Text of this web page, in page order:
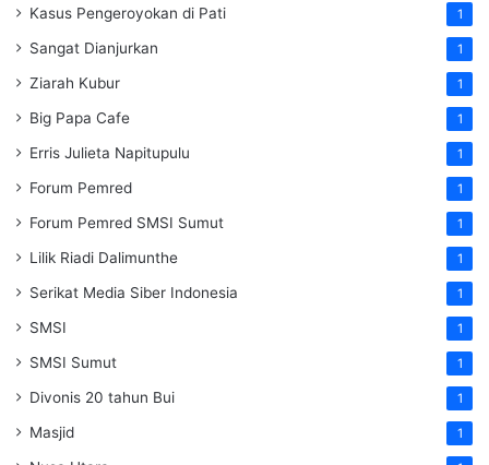
Kasus Pengeroyokan di Pati 1
Sangat Dianjurkan 1
Ziarah Kubur 1
Big Papa Cafe 1
Erris Julieta Napitupulu 1
Forum Pemred 1
Forum Pemred SMSI Sumut 1
Lilik Riadi Dalimunthe 1
Serikat Media Siber Indonesia 1
SMSI 1
SMSI Sumut 1
Divonis 20 tahun Bui 1
Masjid 1